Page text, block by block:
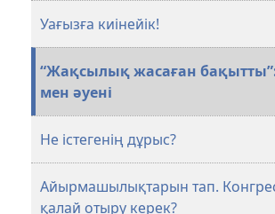
Уағызға киінейік!
“Жақсылық жасаған бақытты”:
мен әуені
Не істегенің дұрыс?
Айырмашылықтарын тап.
қалай отыру керек?